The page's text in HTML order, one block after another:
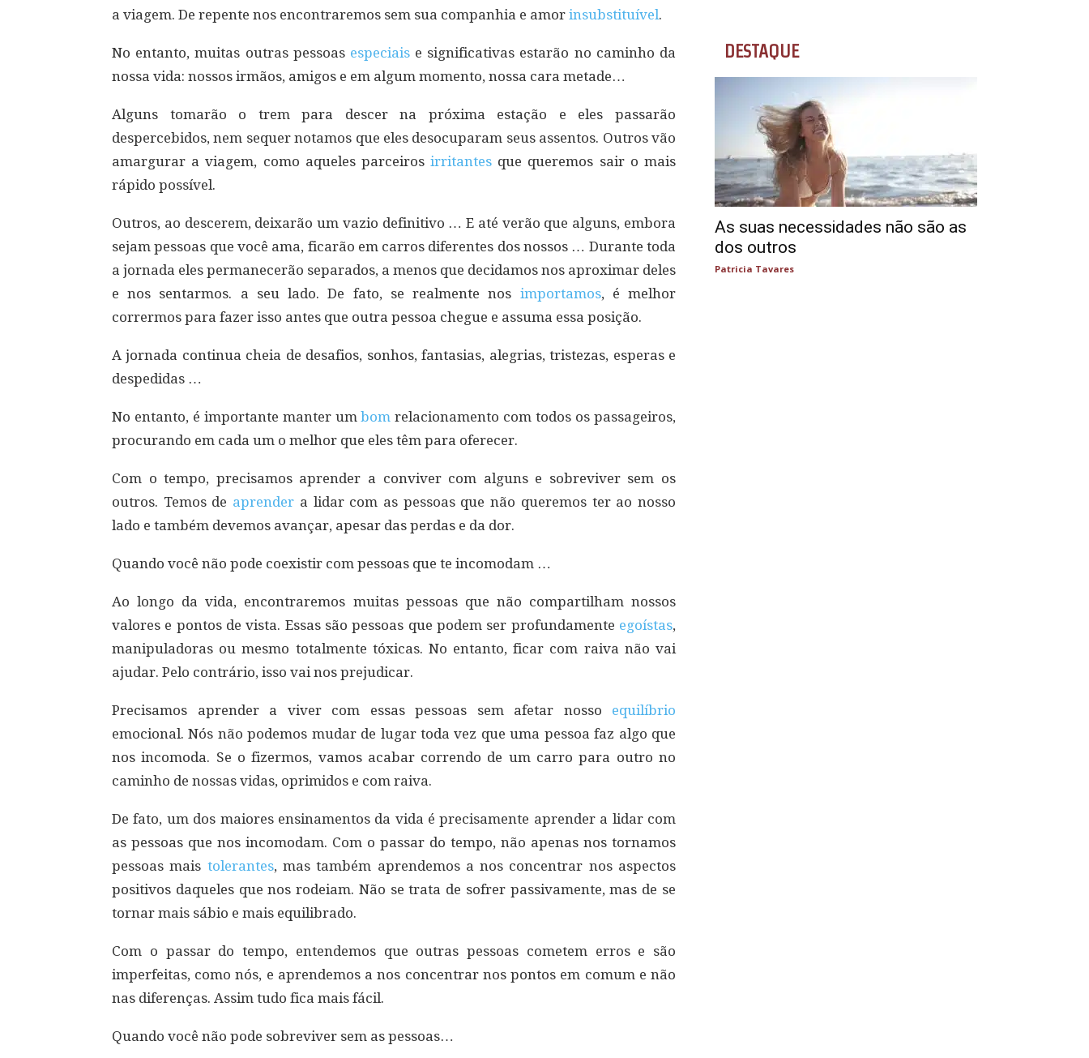
a viagem. De repente nos encontraremos sem sua companhia e amor insubstituível.
No entanto, muitas outras pessoas especiaise significativas estarão no caminho da
nossa vida: nossos irmãos, amigos e em algum momento, nossa cara metade…
Alguns tomarão o trem para descer na próxima estação e eles passarão
despercebidos, nem sequer notamos que eles desocuparam seus assentos. Outros vão
amargurar a viagem, como aqueles parceirosirritantes que queremos sair o mais
rápido possível.
Outros, ao descerem, deixarão um vazio definitivo … E até verão que alguns, embora
sejam pessoas que você ama, ficarão em carros diferentes dos nossos … Durante toda
a jornada eles permanecerão separados, a menos que decidamos nos aproximar deles
e nos sentarmos. a seu lado. De fato, se realmente nos importamos, é melhor
corrermos para fazer isso antes que outra pessoa chegue e assuma essa posição.
A jornada continua cheia de desafios, sonhos, fantasias, alegrias, tristezas, esperas e
despedidas …
No entanto, é importante manter umbom relacionamento com todos os passageiros,
procurando em cada um o melhor que eles têm para oferecer.
Com o tempo, precisamos aprender a conviver com alguns e sobreviver sem os
outros. Temos de aprender a lidar com as pessoas que não queremos ter ao nosso
lado e também devemos avançar, apesar das perdas e da dor.
Quando você não pode coexistir com pessoas que te incomodam …
Ao longo da vida, encontraremos muitas pessoas que não compartilham nossos
valores e pontos de vista. Essas são pessoas que podem ser profundamente egoístas,
manipuladoras ou mesmo totalmente tóxicas. No entanto, ficar com raiva não vai
ajudar. Pelo contrário, isso vai nos prejudicar.
Precisamos aprender a viver com essas pessoas sem afetar nosso equilíbrio
emocional. Nós não podemos mudar de lugar toda vez que uma pessoa faz algo que
nos incomoda. Se o fizermos, vamos acabar correndo de um carro para outro no
caminho de nossas vidas, oprimidos e com raiva.
De fato, um dos maiores ensinamentos da vida é precisamente aprender a lidar com
as pessoas que nos incomodam. Com o passar do tempo, não apenas nos tornamos
pessoas mais tolerantes, mas também aprendemos a nos concentrar nos aspectos
positivos daqueles que nos rodeiam. Não se trata de sofrer passivamente, mas de se
tornar mais sábio e mais equilibrado.
Com o passar do tempo, entendemos que outras pessoas cometem erros e são
imperfeitas, como nós, e aprendemos a nos concentrar nos pontos em comum e não
nas diferenças. Assim tudo fica mais fácil.
Quando você não pode sobreviver sem as pessoas…
DESTAQUE
As suas necessidades não são as
dos outros
Patricia Tavares